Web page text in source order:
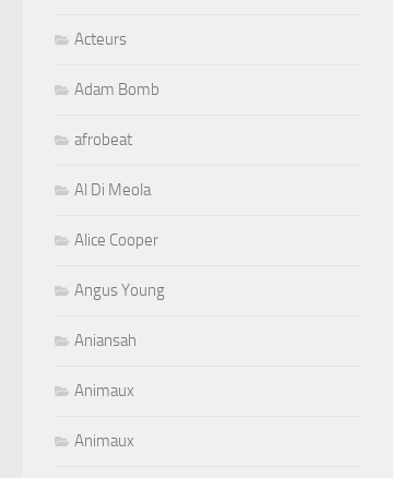
Acteurs
Adam Bomb
afrobeat
Al Di Meola
Alice Cooper
Angus Young
Aniansah
Animaux
Animaux